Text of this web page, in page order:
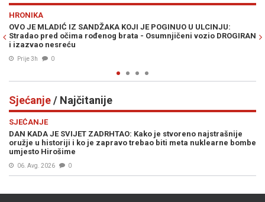
ULCINJU:
DROGIRAN
PLANIRAN VELIKI KOPNENI NAPAD NA IRAN:
ulogu Pakistana i Avganistana - "Plan neprijatelja je
Sjećanje/ Najčitanije
SJEĆANJE
DAN KADA JE SVIJET ZADRHTAO: Kako je stvoreno najstrašnije
oružje u historiji i ko je zapravo trebao biti meta nuklearne bombe
umjesto Hirošime
06. Avg. 2026 0